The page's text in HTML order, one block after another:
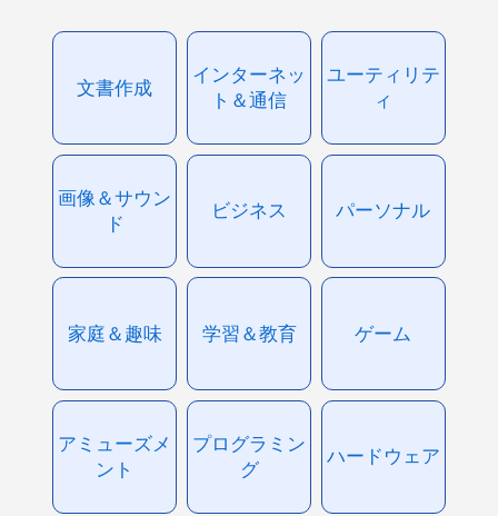
文書作成
インターネッ
ト＆通信
ユーティリテ
ィ
画像＆サウン
ド
ビジネス パーソナル
家庭＆趣味 学習＆教育 ゲーム
アミューズメ
ント
プログラミン
グ
ハードウェア